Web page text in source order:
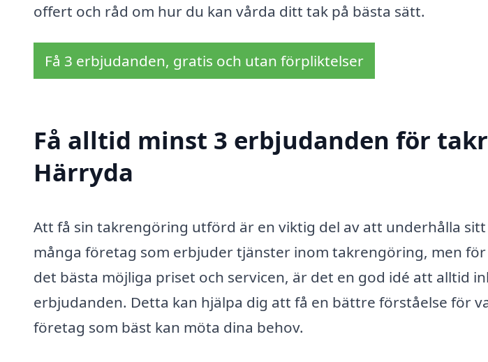
offert och råd om hur du kan vårda ditt tak på bästa sätt.
Få 3 erbjudanden, gratis och utan förpliktelser
Få alltid minst 3 erbjudanden för
Härryda
Att få sin takrengöring utförd är en viktig del av att underhålla
många företag som erbjuder tjänster inom takrengöring, men
det bästa möjliga priset och servicen, är det en god idé att alltid
erbjudanden. Detta kan hjälpa dig att få en bättre förståelse för
företag som bäst kan möta dina behov.